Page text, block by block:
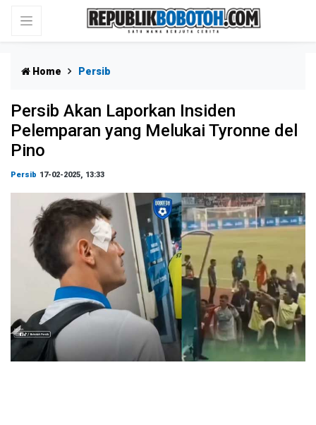
Home Persib
Persib Akan Laporkan Insiden
Pelemparan yang Melukai Tyronne del
Pino
Persib 17-02-2025, 13:33